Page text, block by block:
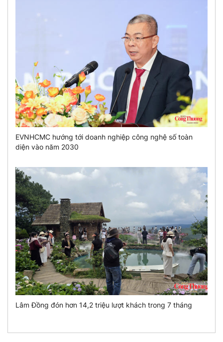
EVNHCMC hướng tới doanh nghiệp công nghệ số toàn
diện vào năm 2030
Lâm Đồng đón hơn 14,2 triệu lượt khách trong 7 tháng